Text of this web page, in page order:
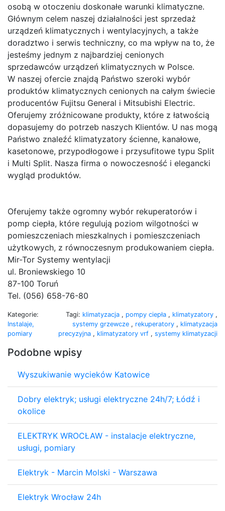
osobą w otoczeniu doskonałe warunki klimatyczne.
Głównym celem naszej działalności jest sprzedaż
urządzeń klimatycznych i wentylacyjnych, a także
doradztwo i serwis techniczny, co ma wpływ na to, że
jesteśmy jednym z najbardziej cenionych
sprzedawców urządzeń klimatycznych w Polsce.
W naszej ofercie znajdą Państwo szeroki wybór
produktów klimatycznych cenionych na całym świecie
producentów Fujitsu General i Mitsubishi Electric.
Oferujemy zróżnicowane produkty, które z łatwością
dopasujemy do potrzeb naszych Klientów. U nas mogą
Państwo znaleźć klimatyzatory ścienne, kanałowe,
kasetonowe, przypodłogowe i przysufitowe typu Split
i Multi Split. Nasza firma o nowoczesność i elegancki
wygląd produktów.
Oferujemy także ogromny wybór rekuperatorów i
pomp ciepła, które regulują poziom wilgotności w
pomieszczeniach mieszkalnych i pomieszczeniach
użytkowych, z równoczesnym produkowaniem ciepła.
Mir-Tor Systemy wentylacji
ul. Broniewskiego 10
87-100 Toruń
Tel. (056) 658-76-80
Kategorie:
Instalaje,
pomiary
Tagi: klimatyzacja , pompy ciepła , klimatyzatory ,
systemy grzewcze , rekuperatory , klimatyzacja
precyzyjna , klimatyzatory vrf , systemy klimatyzacji
Podobne wpisy
Wyszukiwanie wycieków Katowice
Dobry elektryk; usługi elektryczne 24h/7; Łódź i
okolice
ELEKTRYK WROCŁAW - instalacje elektryczne,
usługi, pomiary
Elektryk - Marcin Molski - Warszawa
Elektryk Wrocław 24h